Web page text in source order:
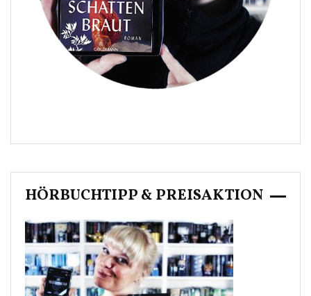
HÖRBUCHTIPP & PREISAKTION